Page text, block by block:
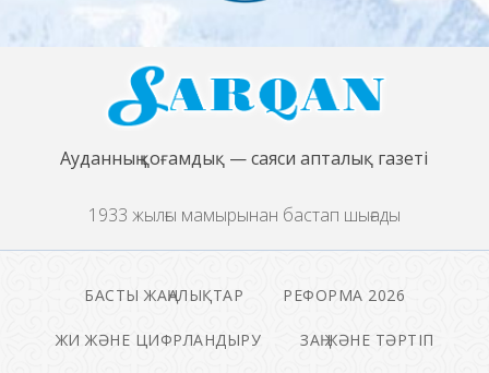
Ауданның қоғамдық — саяси апталық газеті
1933 жылғы мамырынан бастап шығады
БАСТЫ ЖАҢАЛЫҚТАР РЕФОРМА 2026
ЖИ ЖӘНЕ ЦИФРЛАНДЫРУ ЗАҢ ЖӘНЕ ТӘРТІП